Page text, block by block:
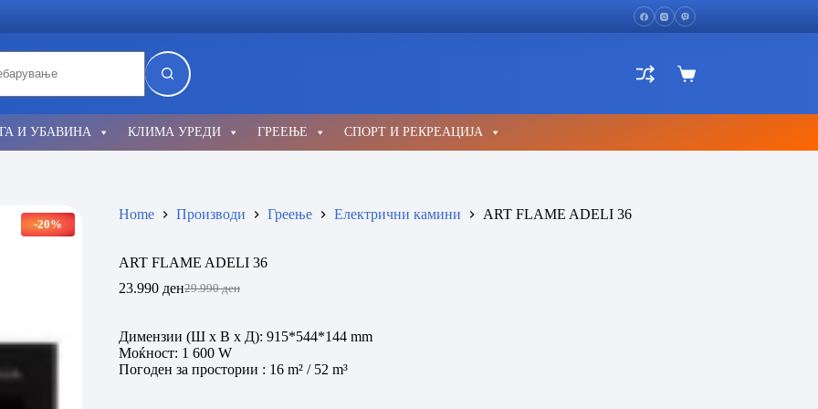
Shopping
И УБАВИНА КЛИМА УРЕДИ ГРЕЕЊЕ СПОРТ И РЕКРЕАЦИЈА
-20%
Home Производи Греење Електрични камини ART FLAME ADELI 36
ART FLAME ADELI 36
29.990ден
Original
was:
29.990 ден.
23.990 денCurrent
is:
23.990 ден.
Димензии (Ш x В x Д): 915*544*144 mm
Моќност: 1 600 W
Погоден за простории : 16 m² / 52 m³